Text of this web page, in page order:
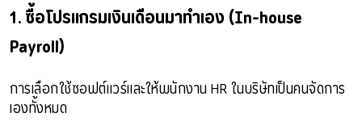
1. ซื้อโปรแกรมเงินเดือนมาทำเอง (In-house
Payroll)
การเลือกใช้ซอฟต์แวร์และให้พนักงาน HR ในบริษัทเป็นคนจัดการ
เองทั้งหมด